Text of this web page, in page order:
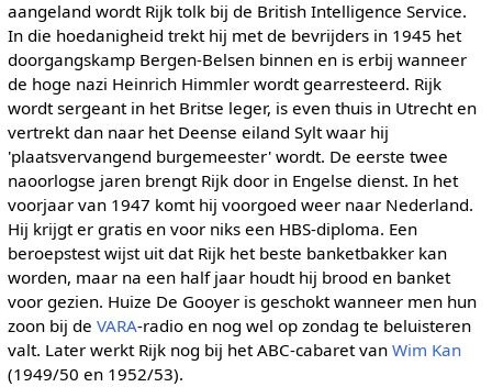
aangeland wordt Rijk tolk bij de British Intelligence Service.
In die hoedanigheid trekt hij met de bevrijders in 1945 het
doorgangskamp Bergen-Belsen binnen en is erbij wanneer
de hoge nazi Heinrich Himmler wordt gearresteerd. Rijk
wordt sergeant in het Britse leger, is even thuis in Utrecht en
vertrekt dan naar het Deense eiland Sylt waar hij
'plaatsvervangend burgemeester' wordt. De eerste twee
naoorlogse jaren brengt Rijk door in Engelse dienst. In het
voorjaar van 1947 komt hij voorgoed weer naar Nederland.
Hij krijgt er gratis en voor niks een HBS-diploma. Een
beroepstest wijst uit dat Rijk het beste banketbakker kan
worden, maar na een half jaar houdt hij brood en banket
voor gezien. Huize De Gooyer is geschokt wanneer men hun
zoon bij de VARA-radio en nog wel op zondag te beluisteren
valt. Later werkt Rijk nog bij het ABC-cabaret van Wim Kan
(1949/50 en 1952/53).